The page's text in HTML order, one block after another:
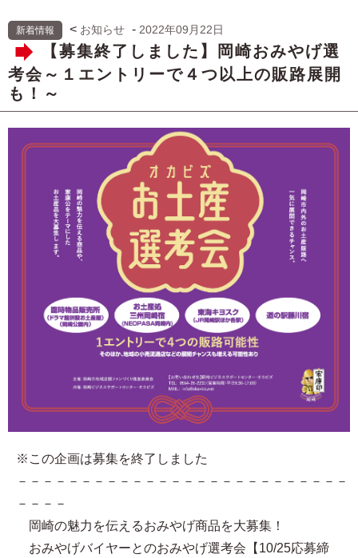
新着情報 < お知らせ - 2022年09月22日
【募集終了しました】岡崎おみやげ選
考会～１エントリーで４つ以上の販路展開
も！～
※この企画は募集を終了しました
－－－－－－－－－－－－－－－－－－－－－－－－－－
－－－－
岡崎の魅力を伝えるおみやげ商品を大募集！
おみやげバイヤーとのおみやげ選考会【10/25応募締